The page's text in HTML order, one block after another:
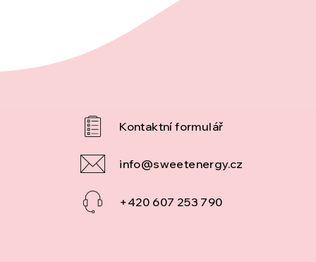
info@sweetenergy.cz
+420 607 253 790